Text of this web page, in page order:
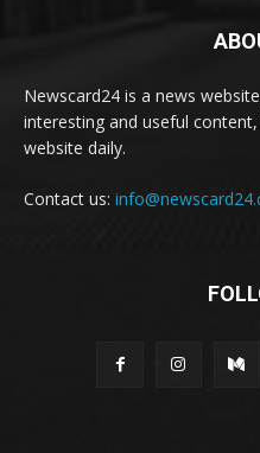
Newscard24 is a news
interesting and useful
website daily.
Contact us: